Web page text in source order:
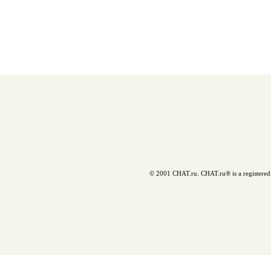
© 2001 CHAT.ru. CHAT.ru® is a